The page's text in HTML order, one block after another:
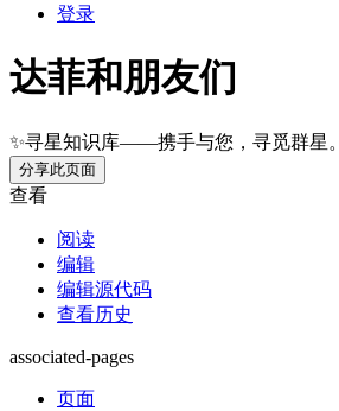
登录
达菲和朋友们
✨寻星知识库——携手与您，寻觅群星。
分享此页面
查看
阅读
编辑
编辑源代码
查看历史
associated-pages
页面